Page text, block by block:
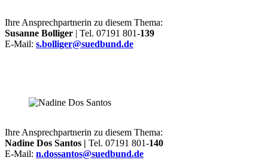
Ihre Ansprechpartnerin zu diesem Thema:
Susanne Bolliger | Tel. 07191 801-139
E-Mail: s.bolliger@suedbund.de
Ihre Ansprechpartnerin zu diesem Thema:
Nadine Dos Santos | Tel. 07191 801-140
E-Mail: n.dossantos@suedbund.de